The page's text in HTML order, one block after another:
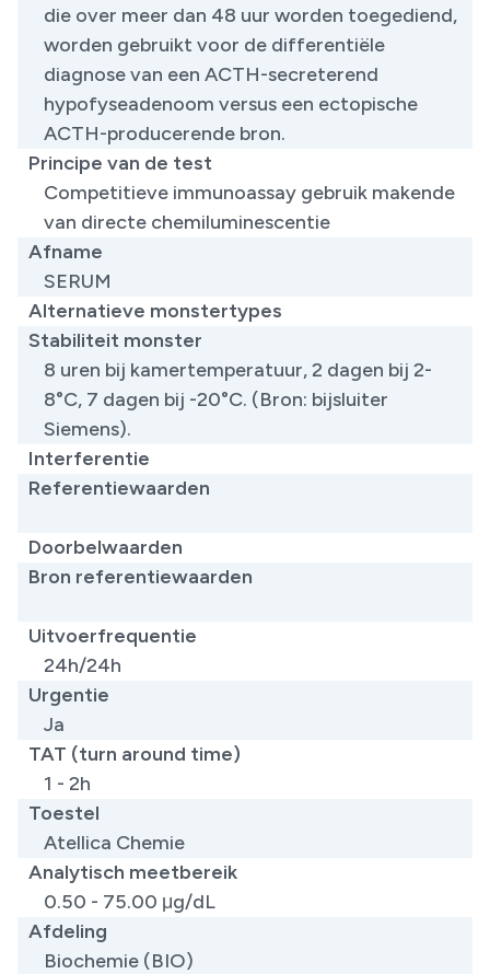
die over meer dan 48 uur worden toegediend,
worden gebruikt voor de differentiële
diagnose van een ACTH-secreterend
hypofyseadenoom versus een ectopische
ACTH-producerende bron.
Principe van de test
Competitieve immunoassay gebruik makende
van directe chemiluminescentie
Afname
SERUM
Alternatieve monstertypes
Stabiliteit monster
8 uren bij kamertemperatuur, 2 dagen bij 2-
8°C, 7 dagen bij -20°C. (Bron: bijsluiter
Siemens).
Interferentie
Referentiewaarden
Doorbelwaarden
Bron referentiewaarden
Uitvoerfrequentie
24h/24h
Urgentie
Ja
TAT (turn around time)
1 - 2h
Toestel
Atellica Chemie
Analytisch meetbereik
0.50 - 75.00 μg/dL
Afdeling
Biochemie (BIO)